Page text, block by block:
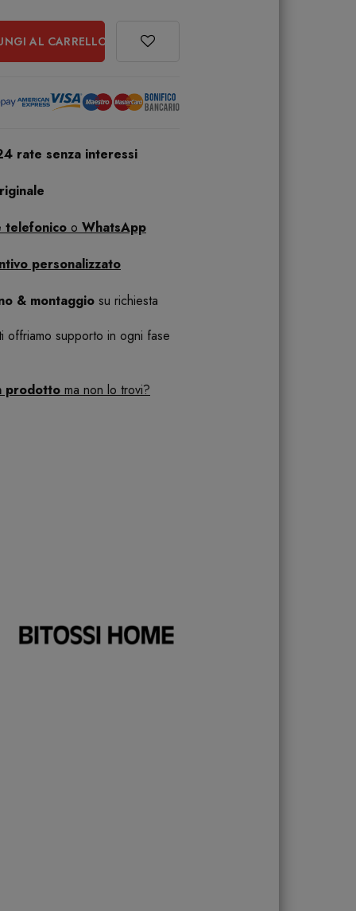
AL CARRELLO
rate senza interessi
telefonico o WhatsApp
personalizzato
& montaggio su richiesta
offriamo supporto in ogni fase
prodotto ma non lo trovi?